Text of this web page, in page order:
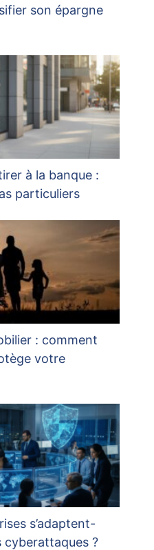
son épargne
à la banque :
particuliers
: comment
votre
s’adaptent-
cyberattaques ?